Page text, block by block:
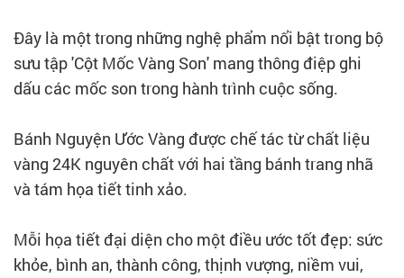
Đây là một trong những nghệ phẩm nổi bật trong bộ
sưu tập 'Cột Mốc Vàng Son' mang thông điệp ghi
dấu các mốc son trong hành trình cuộc sống.
Bánh Nguyện Ước Vàng được chế tác từ chất liệu
vàng 24K nguyên chất với hai tầng bánh trang nhã
và tám họa tiết tinh xảo.
Mỗi họa tiết đại diện cho một điều ước tốt đẹp: sức
khỏe, bình an, thành công, thịnh vượng, niềm vui,